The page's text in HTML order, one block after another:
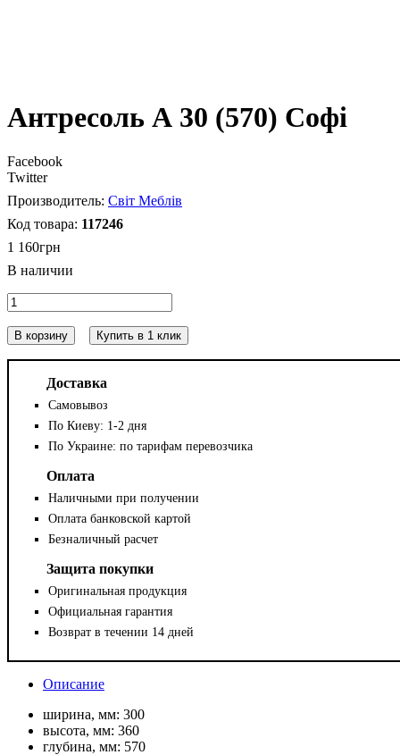
Антресоль А 30 (570) Софі
Facebook
Twitter
Світ Меблів
117246
1 160грн
В корзину Купить в 1 клик
Доставка
Самовывоз
По Киеву: 1-2 дня
По Украине: по тарифам перевозчика
Оплата
Наличными при получении
Оплата банковской картой
Безналичный расчет
Защита покупки
Оригинальная продукция
Официальная гарантия
Возврат в течении 14 дней
Описание
ширина, мм: 300
высота, мм: 360
глубина, мм: 570